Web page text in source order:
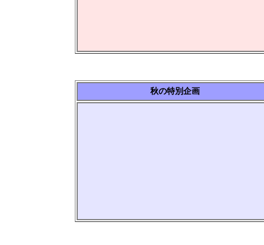
秋の特別企画